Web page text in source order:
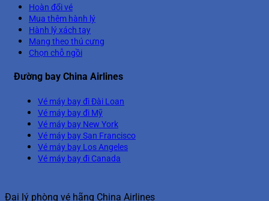
Hoàn đổi vé
Mua thêm hành lý
Hành lý xách tay
Mang theo thú cưng
Chọn chỗ ngồi
Đường bay China Airlines
Vé máy bay đi Đài Loan
Vé máy bay đi Mỹ
Vé máy bay New York
Vé máy bay San Francisco
Vé máy bay Los Angeles
Vé máy bay đi Canada
Đại lý phòng vé hãng China Airlines